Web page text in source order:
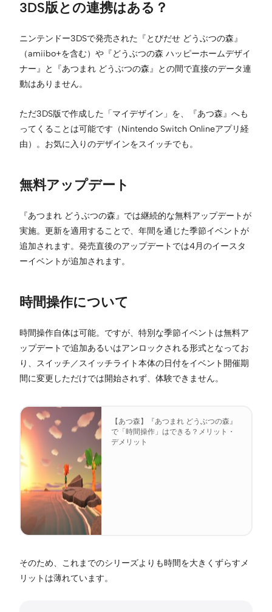
3DS版との連携はある？
ニンテンドー3DSで発売された『とびだせ どうぶつの森』
（amiibo+を含む）や『どうぶつの森 ハッピーホームデザイ
ナー』と『あつまれ どうぶつの森』との間で直接のデータ連
動はありません。
ただ3DS版で作成した「マイデザイン」を、『あつ森』へも
ってくることは可能です（Nintendo Switch Onlineアプリ経
由）。お気に入りのデザインをスイッチでも。
無料アップデート
『あつまれ どうぶつの森』では継続的な無料アップデートが
実施。更新を適用することで、年間を通じた季節イベントが
追加されます。発売直後のアップデートでは4月のイースタ
ーイベントが追加されます。
時間操作について
時間操作自体は可能。ですが、特別な季節イベントは無料ア
ップデートで追加あるいはアンロックされる形式となってお
り、スイッチ／スイッチライト本体の日付をイベント開催期
間に変更しただけでは開始されず、体験できません。
【あつ森】『あつまれ どうぶつの森』
で「時間操作」はできる？メリット・
デメリット
そのため、これまでのシリーズよりも時間を大きくずらすメ
リットは薄れています。